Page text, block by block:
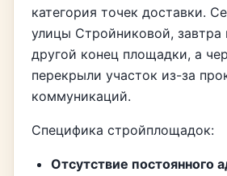
категория точек доставки.
улицы Стройниковой, завтра
другой конец площадки, а
перекрыли участок из-за
коммуникаций.
Специфика стройплощадок:
Отсутствие постоянного